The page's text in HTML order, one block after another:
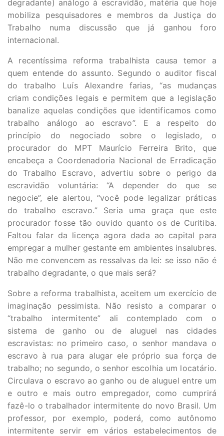
degradante) análogo à escravidão, matéria que hoje
mobiliza pesquisadores e membros da Justiça do
Trabalho numa discussão que já ganhou foro
internacional.
A recentíssima reforma trabalhista causa temor a
quem entende do assunto. Segundo o auditor fiscal
do trabalho Luís Alexandre farias, “as mudanças
criam condições legais e permitem que a legislação
banalize aquelas condições que identificamos como
trabalho análogo ao escravo”. E a respeito do
princípio do negociado sobre o legislado, o
procurador do MPT Maurício Ferreira Brito, que
encabeça a Coordenadoria Nacional de Erradicação
do Trabalho Escravo, advertiu sobre o perigo da
escravidão voluntária: “A depender do que se
negocie”, ele alertou, “você pode legalizar práticas
do trabalho escravo.” Seria uma graça que este
procurador fosse tão ouvido quanto os de Curitiba.
Faltou falar da licença agora dada ao capital para
empregar a mulher gestante em ambientes insalubres.
Não me convencem as ressalvas da lei: se isso não é
trabalho degradante, o que mais será?
Sobre a reforma trabalhista, aceitem um exercício de
imaginação pessimista. Não resisto a comparar o
“trabalho intermitente” ali contemplado com o
sistema de ganho ou de aluguel nas cidades
escravistas: no primeiro caso, o senhor mandava o
escravo à rua para alugar ele próprio sua força de
trabalho; no segundo, o senhor escolhia um locatário.
Circulava o escravo ao ganho ou de aluguel entre um
e outro e mais outro empregador, como cumprirá
fazê-lo o trabalhador intermitente do novo Brasil. Um
professor, por exemplo, poderá, como autônomo
intermitente servir em vários estabelecimentos de